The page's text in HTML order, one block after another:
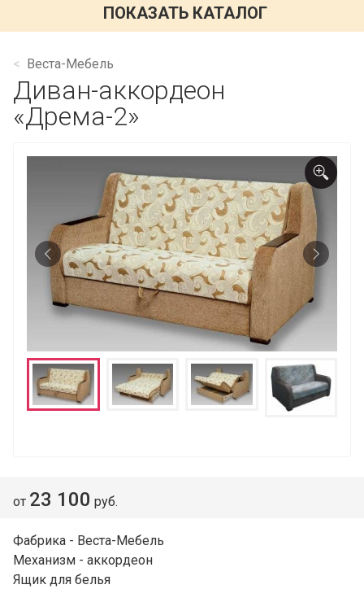
ПОКАЗАТЬ КАТАЛОГ
Веста-Мебель
Диван-аккордеон
«Дрема-2»
от 23 100 руб.
Фабрика - Веста-Мебель
Механизм - аккордеон
Ящик для белья